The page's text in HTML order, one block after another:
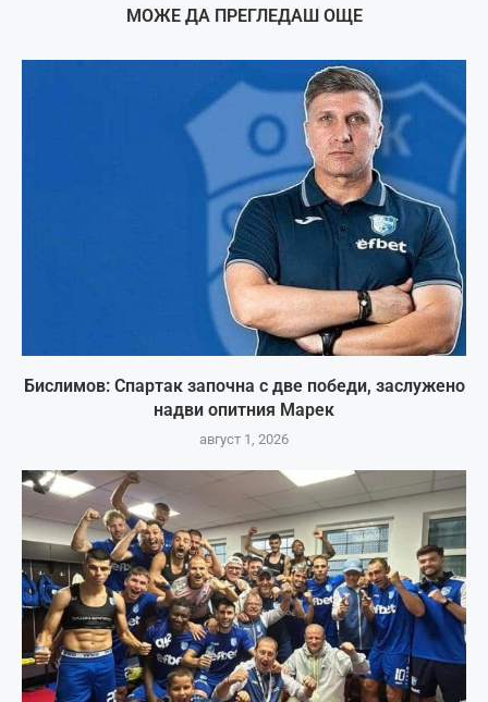
МОЖЕ ДА ПРЕГЛЕДАШ ОЩЕ
Бислимов: Спартак започна с две победи, заслужено
надви опитния Марек
август 1, 2026